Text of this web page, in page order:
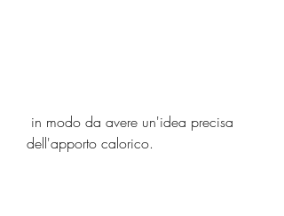
dell'apporto calorico.